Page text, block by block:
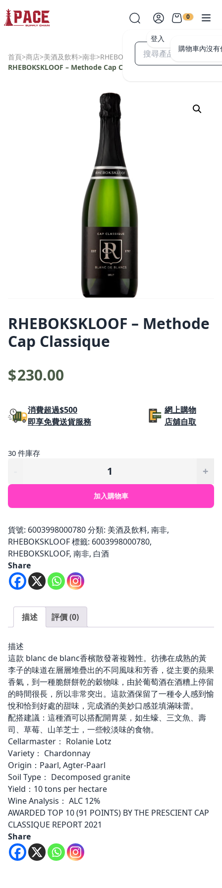
登入
0
購物車內沒
首頁>商店>美酒及飲料>南非>RHEBOKSKLOOF>
RHEBOKSKLOOF – Methode Cap Classique
RHEBOKSKLOOF – Methode
Cap Classique
$230.00
消費超過$500
即享免費送貨服務
網上購物
店舖自取
30 件庫存
Methode
Classique
量
+
加入購物車
貨號: 6003998000780分類: 美酒及飲料, 南非,
RHEBOKSKLOOF標籤: 6003998000780,
RHEBOKSKLOOF, 南非, 白酒
Share
描述 評價 (0)
描述
這款 blanc de blanc香檳散發著複雜性。彷彿在成熟的黃
李子的味道在層層堆疊出的不同風味和芳香，從主要的蘋果
香氣，到一種脆餅餅乾的穀物味，由於葡萄酒在酒糟上停留
的時間很長，所以非常突出。這款酒保留了一種令人感到愉
悅和恰到好處的甜味，完成酒的美妙口感並填滿味蕾。
配搭建議：這種酒可以搭配開胃菜，如生蠔、三文魚、壽
司、草莓、山羊芝士，一些較淡味的食物。
Cellarmaster： Rolanie Lotz
Variety： Chardonnay
Origin：Paarl, Agter-Paarl
Soil Type： Decomposed granite
Yield：10 tons per hectare
Wine Analysis： ALC 12%
AWARDED TOP 10 (91 POINTS) BY THE PRESCIENT CAP
CLASSIQUE REPORT 2021
Share